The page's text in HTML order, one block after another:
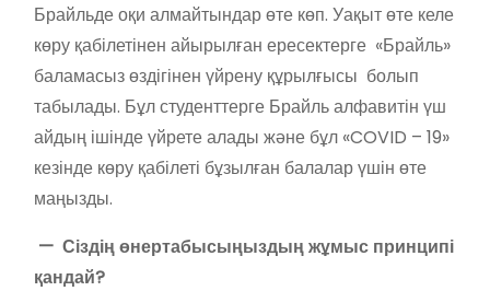
Брайльде оқи алмайтындар өте көп. Уақыт өте келе
көру қабілетінен айырылған ересектерге «Брайль»
баламасыз өздігінен үйрену құрылғысы болып
табылады. Бұл студенттерге Брайль алфавитін үш
айдың ішінде үйрете алады және бұл «COVID – 19»
кезінде көру қабілеті бұзылған балалар үшін өте
маңызды.
— Сіздің өнертабысыңыздың жұмыс принципі
қандай?